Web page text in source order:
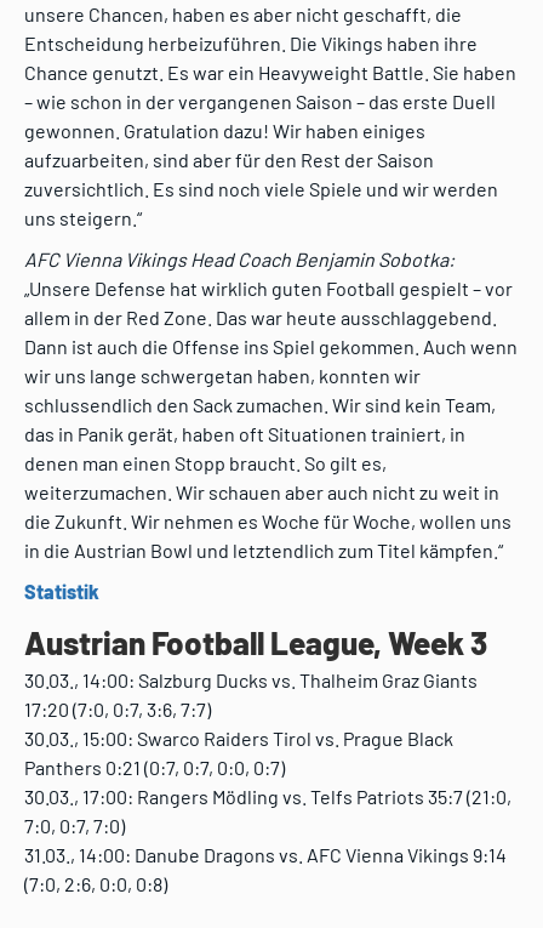
unsere Chancen, haben es aber nicht geschafft, die
Entscheidung herbeizuführen. Die Vikings haben ihre
Chance genutzt. Es war ein Heavyweight Battle. Sie haben
– wie schon in der vergangenen Saison – das erste Duell
gewonnen. Gratulation dazu! Wir haben einiges
aufzuarbeiten, sind aber für den Rest der Saison
zuversichtlich. Es sind noch viele Spiele und wir werden
uns steigern.“
AFC Vienna Vikings Head Coach Benjamin Sobotka:
„Unsere Defense hat wirklich guten Football gespielt – vor
allem in der Red Zone. Das war heute ausschlaggebend.
Dann ist auch die Offense ins Spiel gekommen. Auch wenn
wir uns lange schwergetan haben, konnten wir
schlussendlich den Sack zumachen. Wir sind kein Team,
das in Panik gerät, haben oft Situationen trainiert, in
denen man einen Stopp braucht. So gilt es,
weiterzumachen. Wir schauen aber auch nicht zu weit in
die Zukunft. Wir nehmen es Woche für Woche, wollen uns
in die Austrian Bowl und letztendlich zum Titel kämpfen.“
Statistik
Austrian Football League, Week 3
30.03., 14:00: Salzburg Ducks vs. Thalheim Graz Giants
17:20 (7:0, 0:7, 3:6, 7:7)
30.03., 15:00: Swarco Raiders Tirol vs. Prague Black
Panthers 0:21 (0:7, 0:7, 0:0, 0:7)
30.03., 17:00: Rangers Mödling vs. Telfs Patriots 35:7 (21:0,
7:0, 0:7, 7:0)
31.03., 14:00: Danube Dragons vs. AFC Vienna Vikings 9:14
(7:0, 2:6, 0:0, 0:8)